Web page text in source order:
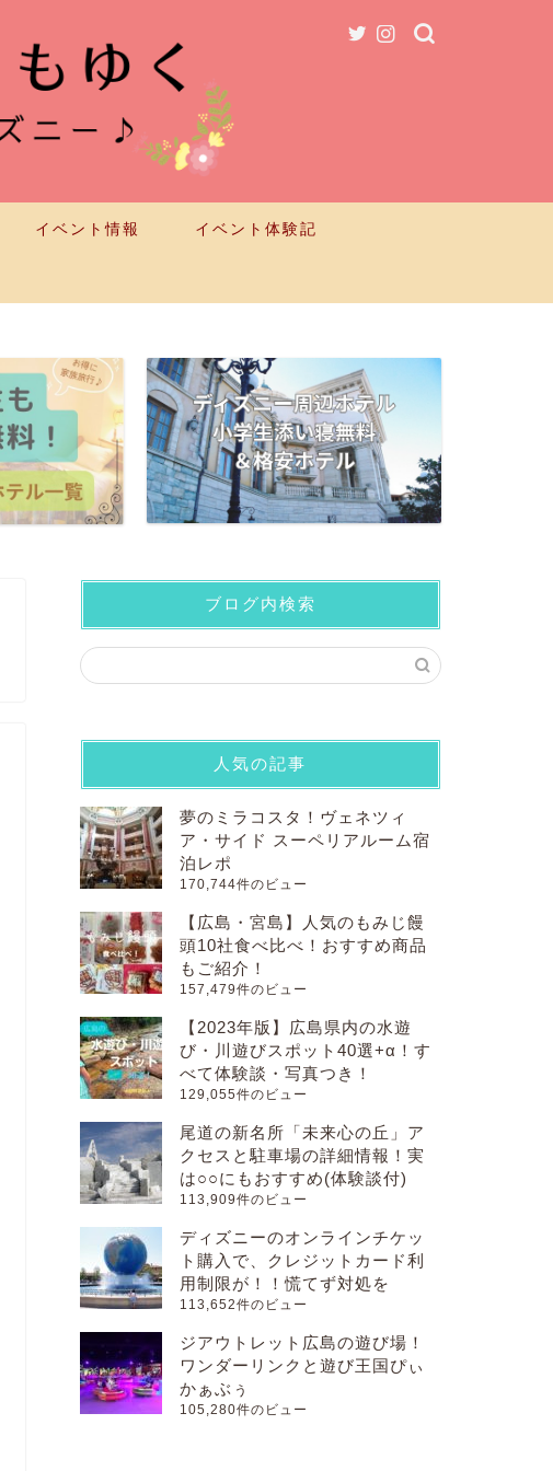
イベント情報 イベント体験記
ブログ内検索
人気の記事
夢のミラコスタ！ヴェネツィ
ア・サイド スーペリアルーム宿
泊レポ
170,744件のビュー
【広島・宮島】人気のもみじ饅
頭10社食べ比べ！おすすめ商品
もご紹介！
157,479件のビュー
【2023年版】広島県内の水遊
び・川遊びスポット40選+α！す
べて体験談・写真つき！
129,055件のビュー
尾道の新名所「未来心の丘」ア
クセスと駐車場の詳細情報！実
は○○にもおすすめ(体験談付)
113,909件のビュー
ディズニーのオンラインチケッ
ト購入で、クレジットカード利
用制限が！！慌てず対処を
113,652件のビュー
ジアウトレット広島の遊び場！
ワンダーリンクと遊び王国ぴぃ
かぁぶぅ
105,280件のビュー